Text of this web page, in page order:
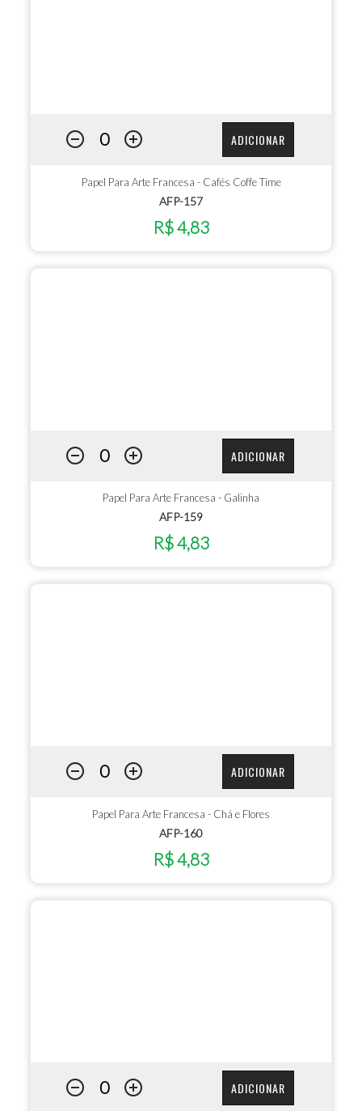
ADICIONAR
Papel Para Arte Francesa - Cafés Coffe Time
AFP-157
R$ 4,83
ADICIONAR
Papel Para Arte Francesa - Galinha
AFP-159
R$ 4,83
ADICIONAR
Papel Para Arte Francesa - Chá e Flores
AFP-160
R$ 4,83
ADICIONAR